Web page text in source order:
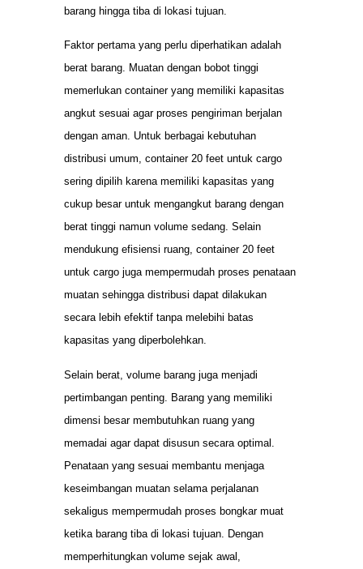
barang hingga tiba di lokasi tujuan.
Faktor pertama yang perlu diperhatikan adalah
berat barang. Muatan dengan bobot tinggi
memerlukan container yang memiliki kapasitas
angkut sesuai agar proses pengiriman berjalan
dengan aman. Untuk berbagai kebutuhan
distribusi umum, container 20 feet untuk cargo
sering dipilih karena memiliki kapasitas yang
cukup besar untuk mengangkut barang dengan
berat tinggi namun volume sedang. Selain
mendukung efisiensi ruang, container 20 feet
untuk cargo juga mempermudah proses penataan
muatan sehingga distribusi dapat dilakukan
secara lebih efektif tanpa melebihi batas
kapasitas yang diperbolehkan.
Selain berat, volume barang juga menjadi
pertimbangan penting. Barang yang memiliki
dimensi besar membutuhkan ruang yang
memadai agar dapat disusun secara optimal.
Penataan yang sesuai membantu menjaga
keseimbangan muatan selama perjalanan
sekaligus mempermudah proses bongkar muat
ketika barang tiba di lokasi tujuan. Dengan
memperhitungkan volume sejak awal,